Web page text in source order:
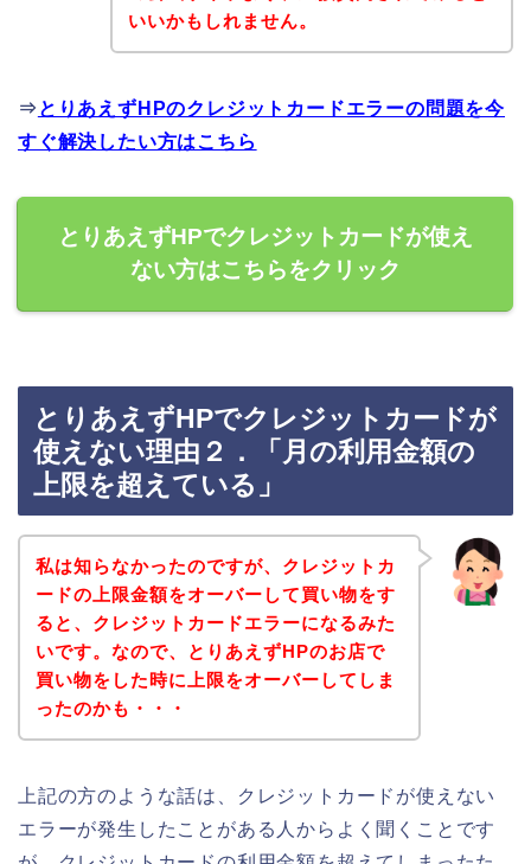
いいかもしれません。
⇒ とりあえずHPのクレジットカードエラーの問題を今
すぐ解決したい方はこちら
とりあえずHPでクレジットカードが使え
ない方はこちらをクリック
とりあえずHPでクレジットカードが
使えない理由２．「月の利用金額の
上限を超えている」
私は知らなかったのですが、クレジットカ
ードの上限金額をオーバーして買い物をす
ると、クレジットカードエラーになるみた
いです。なので、とりあえずHPのお店で
買い物をした時に上限をオーバーしてしま
ったのかも・・・
上記の方のような話は、クレジットカードが使えない
エラーが発生したことがある人からよく聞くことです